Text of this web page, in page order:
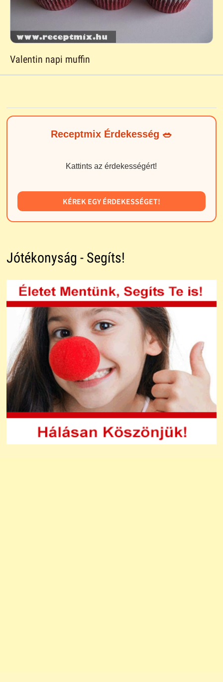
Valentin napi muffin
Receptmix Érdekesség 🥗
Kattints az érdekességért!
KÉREK EGY ÉRDEKESSÉGET!
Jótékonyság - Segíts!